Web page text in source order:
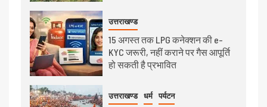
उत्तराखण्ड
15 अगस्त तक LPG कनेक्शन की e-
KYC जरूरी, नहीं कराने पर गैस आपूर्ति
हो सकती है प्रभावित
उत्तराखण्ड धर्म पर्यटन